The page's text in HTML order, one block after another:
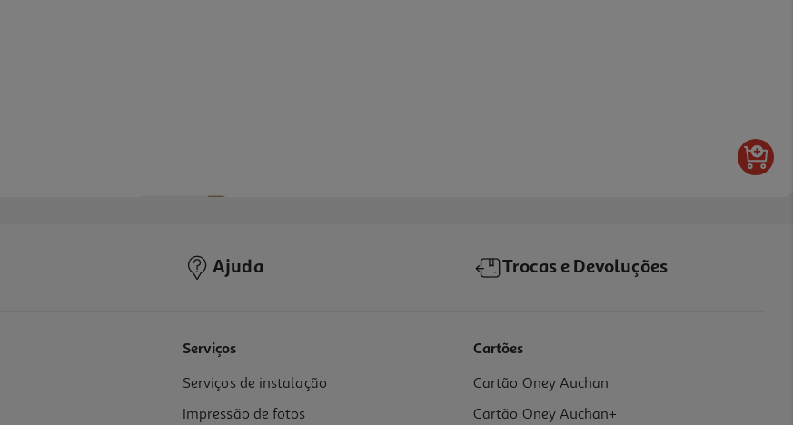
Ajuda Trocas e Devoluções
Serviços
Serviços de instalação
Impressão de fotos
Cartões
Cartão Oney Auchan
Cartão Oney Auchan+